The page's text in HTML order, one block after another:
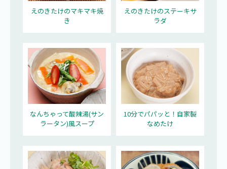
えのきたけのマキマキ焼
き
えのきたけのステーキサ
ラダ
なんちゃって酸辣湯(サン
ラータン)風スープ
10分でパパッと！自家製
なめたけ